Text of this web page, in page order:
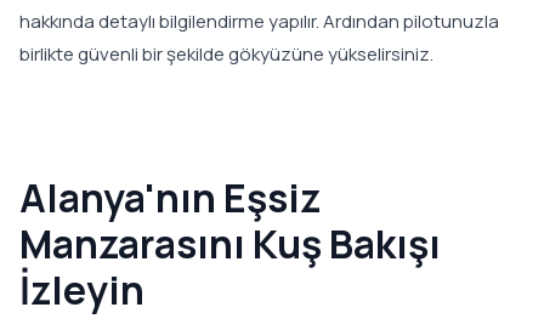
hakkında detaylı bilgilendirme yapılır. Ardından pilotunuzla
birlikte güvenli bir şekilde gökyüzüne yükselirsiniz.
Alanya'nın Eşsiz
Manzarasını Kuş Bakışı
İzleyin